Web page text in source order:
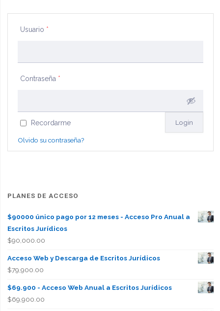
Usuario *
Contraseña *
Recordarme
Olvido su contraseña?
PLANES DE ACCESO
$90000 único pago por 12 meses - Acceso Pro Anual a
Escritos Jurídicos
$90,000.00
Acceso Web y Descarga de Escritos Jurídicos
$79,900.00
$69.900 - Acceso Web Anual a Escritos Jurídicos
$69,900.00